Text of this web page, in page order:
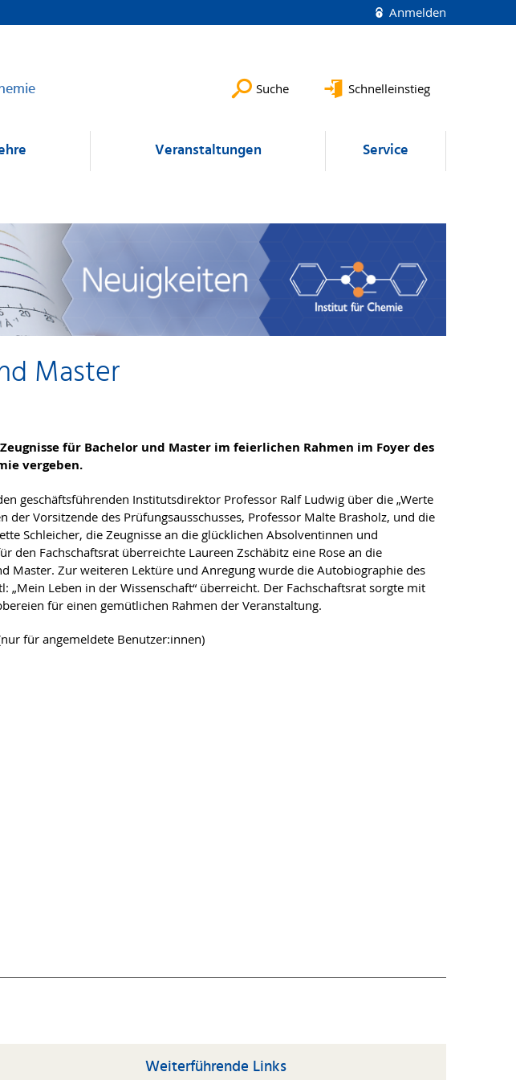
Anmelden
Suche Schnelleinstieg
Veranstaltungen Service
Master
für Bachelor und Master im feierlichen Rahmen im Foyer des
vergeben.
geschäftsführenden Institutsdirektor Professor Ralf Ludwig über die „Werte
der Vorsitzende des Prüfungsausschusses, Professor Malte Brasholz, und die
Schleicher, die Zeugnisse an die glücklichen Absolventinnen und
den Fachschaftsrat überreichte Laureen Zschäbitz eine Rose an die
Master. Zur weiteren Lektüre und Anregung wurde die Autobiographie des
„Mein Leben in der Wissenschaft“ überreicht. Der Fachschaftsrat sorgte mit
für einen gemütlichen Rahmen der Veranstaltung.
für angemeldete Benutzer:innen)
Weiterführende Links